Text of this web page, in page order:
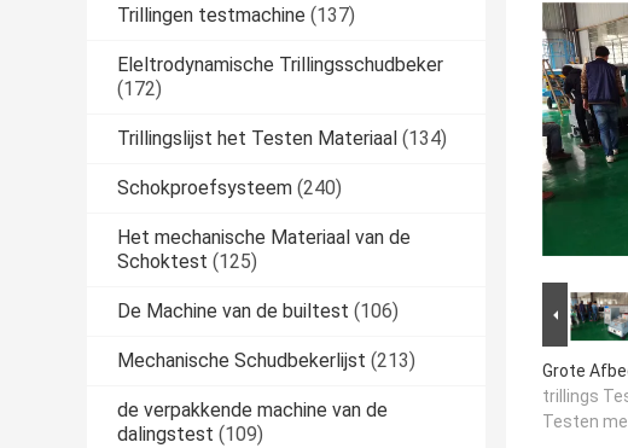
Trillingen testmachine (137)
Eleltrodynamische Trillingsschudbeker
(172)
Trillingslijst het Testen Materiaal (134)
Schokproefsysteem (240)
Het mechanische Materiaal van de
Schoktest (125)
De Machine van de builtest (106)
Mechanische Schudbekerlijst (213)
de verpakkende machine van de
dalingstest (109)
Grote
trillings
Testen